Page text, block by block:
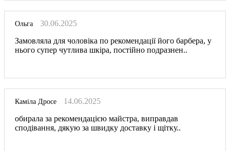
Ольга
30.06.2025
Замовляла для чоловіка по рекомендації його барбера, у
нього супер чутлива шкіра, постійно подразнен..
Каміла Дросе
14.06.2025
обирала за рекомендацією майстра, виправдав
сподівання, дякую за швидку доставку і щітку..